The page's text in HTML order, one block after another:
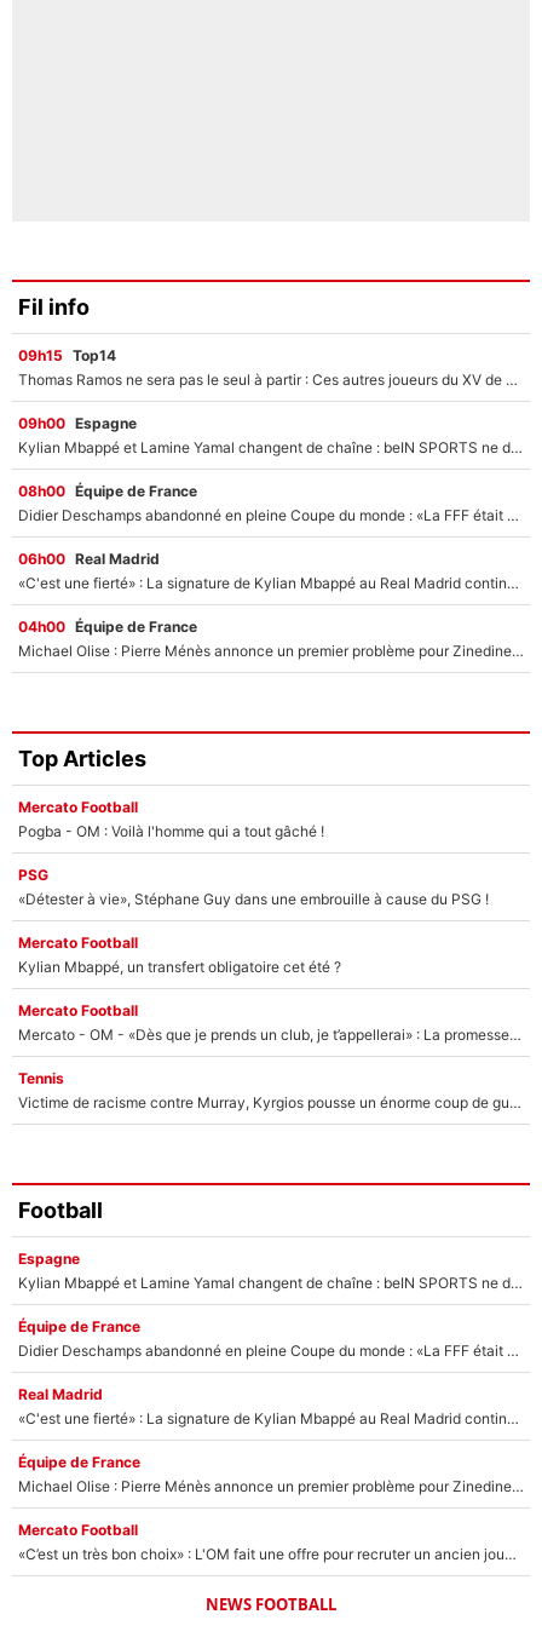
Fil info
09h15 Top14
Thomas Ramos ne sera pas le seul à partir : Ces autres joueurs du XV de France pourraient aussi quitter le Stade Toulousain, un club de Top 14 est déjà sur les rangs
09h00 Espagne
Kylian Mbappé et Lamine Yamal changent de chaîne : beIN SPORTS ne digère pas cette décision historique et prédit un fiasco pour la Liga
08h00 Équipe de France
Didier Deschamps abandonné en pleine Coupe du monde : «La FFF était déjà passée à Zinedine Zidane»
06h00 Real Madrid
«C'est une fierté» : La signature de Kylian Mbappé au Real Madrid continue de régaler l'Espagne
04h00 Équipe de France
Michael Olise : Pierre Ménès annonce un premier problème pour Zinedine Zidane en équipe de France
Top Articles
Mercato Football
Pogba - OM : Voilà l'homme qui a tout gâché !
PSG
«Détester à vie», Stéphane Guy dans une embrouille à cause du PSG !
Mercato Football
Kylian Mbappé, un transfert obligatoire cet été ?
Mercato Football
Mercato - OM - «Dès que je prends un club, je t’appellerai» : La promesse de Marcelino au moment de claquer la porte
Tennis
Victime de racisme contre Murray, Kyrgios pousse un énorme coup de gueule !
Football
Espagne
Kylian Mbappé et Lamine Yamal changent de chaîne : beIN SPORTS ne digère pas cette décision historique et prédit un fiasco pour la Liga
Équipe de France
Didier Deschamps abandonné en pleine Coupe du monde : «La FFF était déjà passée à Zinedine Zidane»
Real Madrid
«C'est une fierté» : La signature de Kylian Mbappé au Real Madrid continue de régaler l'Espagne
Équipe de France
Michael Olise : Pierre Ménès annonce un premier problème pour Zinedine Zidane en équipe de France
Mercato Football
«C’est un très bon choix» : L'OM fait une offre pour recruter un ancien joueur du PSG... et c'est validé dans l'After Foot !
NEWS FOOTBALL